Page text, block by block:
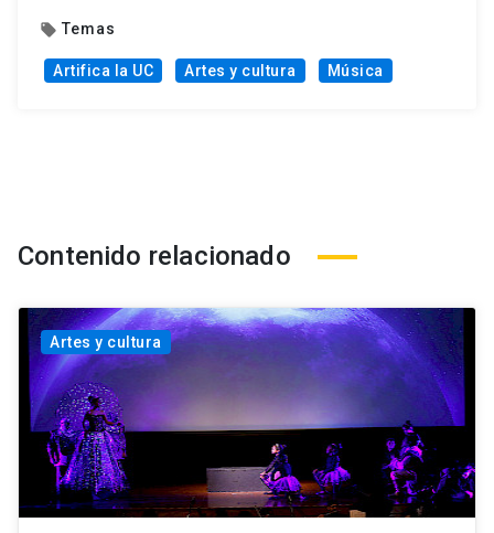
local_offer Temas
Artifica la UC Artes y cultura Música
Contenido relacionado
Artes y cultura